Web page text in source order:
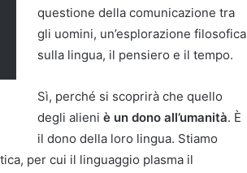
questione della comunicazione tra
gli uomini, un’esplorazione filosofica
sulla lingua, il pensiero e il tempo.
Sì, perché si scoprirà che quello
degli alieniè un dono all’umanità. È
il dono della loro lingua. Stiamo
per cui il linguaggio plasma il